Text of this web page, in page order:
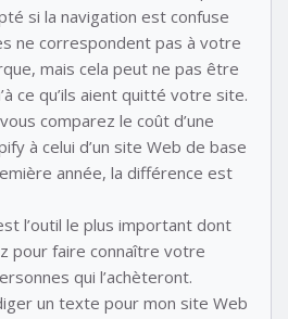
si la navigation est confuse
ne correspondent pas à votre
mais cela peut ne pas être
ce qu’ils aient quitté votre site.
comparez le coût d’une
à celui d’un site Web de base
année, la différence est
l’outil le plus important dont
pour faire connaître votre
qui l’achèteront.
un texte pour mon site Web